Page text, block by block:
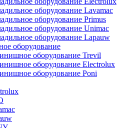
оборудование Lavamac
оборудование Primus
оборудование Unimac
оборудование Lapauw
оборудование
оборудование Trevil
оборудование Electrolux
оборудование Poni